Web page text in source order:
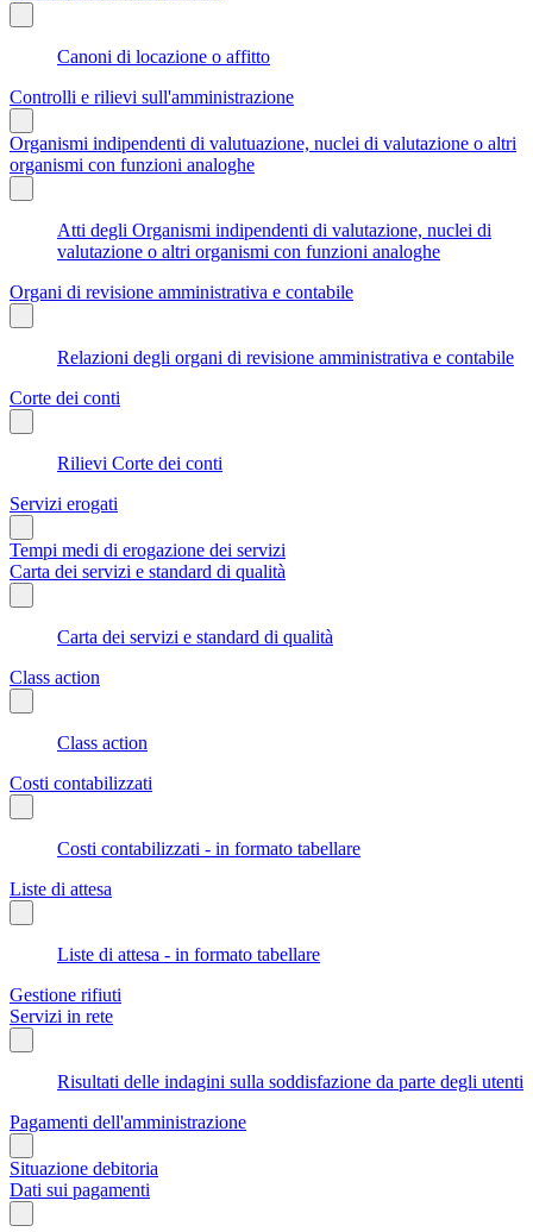
Canoni di locazione o affitto
Controlli e rilievi sull'amministrazione
Organismi indipendenti di valutuazione, nuclei di valutazione o altri
organismi con funzioni analoghe
Atti degli Organismi indipendenti di valutazione, nuclei di
valutazione o altri organismi con funzioni analoghe
Organi di revisione amministrativa e contabile
Relazioni degli organi di revisione amministrativa e contabile
Corte dei conti
Rilievi Corte dei conti
Servizi erogati
Tempi medi di erogazione dei servizi
Carta dei servizi e standard di qualità
Carta dei servizi e standard di qualità
Class action
Class action
Costi contabilizzati
Costi contabilizzati - in formato tabellare
Liste di attesa
Liste di attesa - in formato tabellare
Gestione rifiuti
Servizi in rete
Risultati delle indagini sulla soddisfazione da parte degli utenti
Pagamenti dell'amministrazione
Situazione debitoria
Dati sui pagamenti